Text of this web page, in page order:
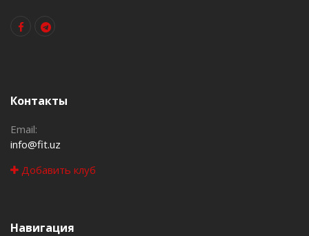
Контакты
Email:
info@fit.uz
Добавить клуб
Навигация